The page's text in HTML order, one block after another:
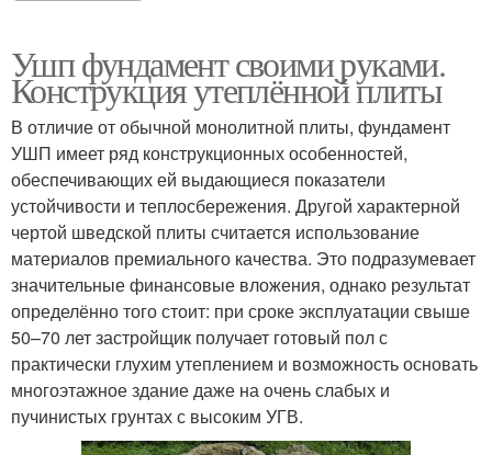
Ушп фундамент своими руками.
Конструкция утеплённой плиты
В отличие от обычной монолитной плиты, фундамент
УШП имеет ряд конструкционных особенностей,
обеспечивающих ей выдающиеся показатели
устойчивости и теплосбережения. Другой характерной
чертой шведской плиты считается использование
материалов премиального качества. Это подразумевает
значительные финансовые вложения, однако результат
определённо того стоит: при сроке эксплуатации свыше
50–70 лет застройщик получает готовый пол с
практически глухим утеплением и возможность основать
многоэтажное здание даже на очень слабых и
пучинистых грунтах с высоким УГВ.